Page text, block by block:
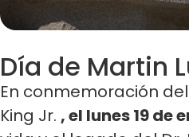
Día de Martin
En conmemoración
King Jr. , el lunes 19 de